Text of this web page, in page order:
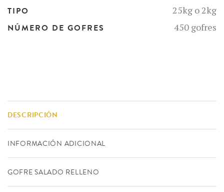
cantidad
TIPO
25kg o 2kg
NÚMERO DE GOFRES
450 gofres
DESCRIPCIÓN
INFORMACIÓN ADICIONAL
GOFRE SALADO RELLENO